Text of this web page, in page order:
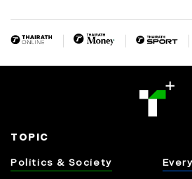
TOPIC
Politics & Society